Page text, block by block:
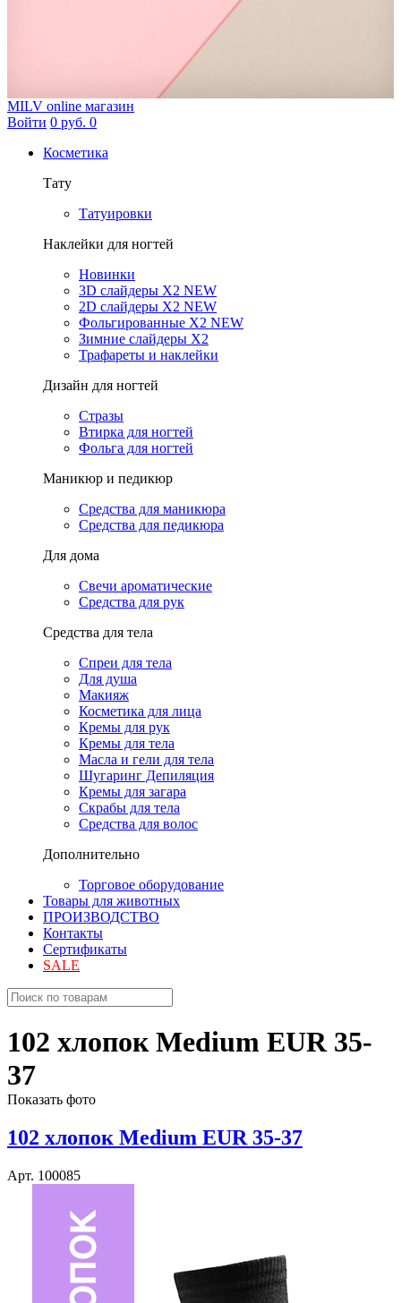
MILV online магазин
Войти 0 руб. 0
Косметика
Тату
Татуировки
Наклейки для ногтей
Новинки
3D слайдеры X2 NEW
2D слайдеры X2 NEW
Фольгированные X2 NEW
Зимние слайдеры Х2
Трафареты и наклейки
Дизайн для ногтей
Стразы
Втирка для ногтей
Фольга для ногтей
Маникюр и педикюр
Средства для маникюра
Средства для педикюра
Для дома
Свечи ароматические
Средства для рук
Средства для тела
Спреи для тела
Для душа
Макияж
Косметика для лица
Кремы для рук
Кремы для тела
Масла и гели для тела
Шугаринг Депиляция
Кремы для загара
Скрабы для тела
Средства для волос
Дополнительно
Торговое оборудование
Товары для животных
ПРОИЗВОДСТВО
Контакты
Сертификаты
SALE
102 хлопок Medium EUR 35-
37
Показать фото
102 хлопок Medium EUR 35-37
Арт. 100085